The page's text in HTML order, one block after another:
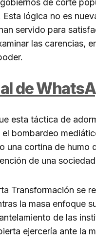
lógica no es
servido para
las carencias,
de
esta táctica de
bombardeo
una cortina de humo
de una
Transformación se
la masa enfoque
de las
ejercería ante la